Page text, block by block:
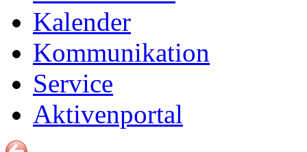
Kalender
Kommunikation
Service
Aktivenportal